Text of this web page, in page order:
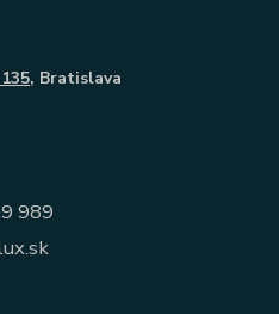
, Bratislava
989